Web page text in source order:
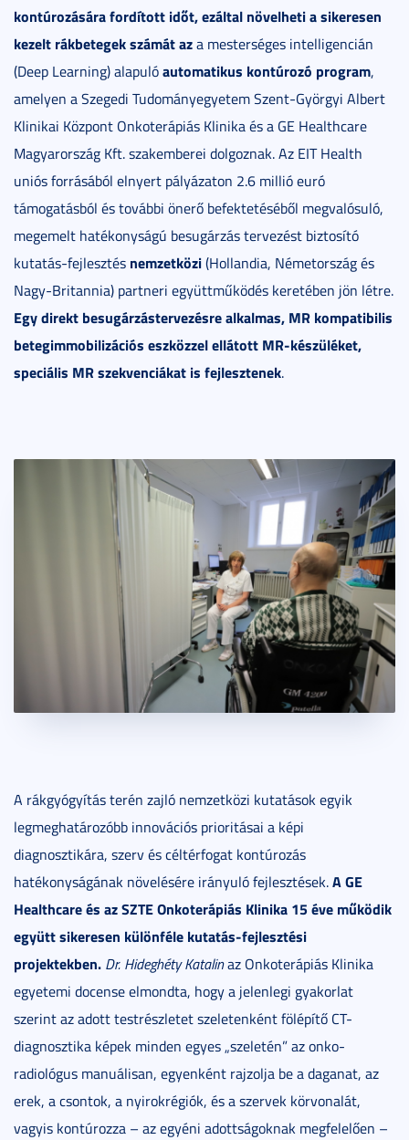
kontúrozására fordított időt, ezáltal növelheti a sikeresen
kezelt rákbetegek számát aza mesterséges intelligencián
(Deep Learning) alapulóautomatikus kontúrozó program,
amelyen a Szegedi Tudományegyetem Szent-Györgyi Albert
Klinikai Központ Onkoterápiás Klinika és a GE Healthcare
Magyarország Kft. szakemberei dolgoznak. Az EIT Health
uniós forrásából elnyert pályázaton 2.6 millió euró
támogatásból és további önerő befektetéséből megvalósuló,
megemelt hatékonyságú besugárzás tervezést biztosító
kutatás-fejlesztés nemzetközi(Hollandia, Németország és
Nagy-Britannia) partneri együttműködés keretében jön létre.
Egy direkt besugárzástervezésre alkalmas, MR kompatibilis
betegimmobilizációs eszközzel ellátott MR-készüléket,
speciális MR szekvenciákat is fejlesztenek.
A rákgyógyítás terén zajló nemzetközi kutatások egyik
legmeghatározóbb innovációs prioritásai a képi
diagnosztikára, szerv és céltérfogat kontúrozás
hatékonyságának növelésére irányuló fejlesztések.A GE
Healthcare és az SZTE Onkoterápiás Klinika 15 éve működik
együtt sikeresen különféle kutatás-fejlesztési
projektekben. Dr. Hideghéty Katalinaz Onkoterápiás Klinika
egyetemi docense elmondta, hogy a jelenlegi gyakorlat
szerint az adott testrészletet szeletenként fölépítő CT-
diagnosztika képek minden egyes „szeletén” az onko-
radiológus manuálisan, egyenként rajzolja be a daganat, az
erek, a csontok, a nyirokrégiók, és a szervek körvonalát,
vagyis kontúrozza – az egyéni adottságoknak megfelelően –